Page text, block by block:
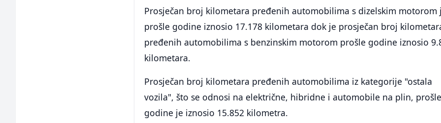
Prosječan broj kilometara pređenih automobilima s dizelskim motorom
prošle godine iznosio 17.178 kilometara dok je prosječan broj
pređenih automobilima s benzinskim motorom prošle godine iznosio
kilometara.
Prosječan broj kilometara pređenih automobilima iz kategorije "ostala
vozila", što se odnosi na električne, hibridne i automobile na plin, prošle
godine je iznosio 15.852 kilometra.